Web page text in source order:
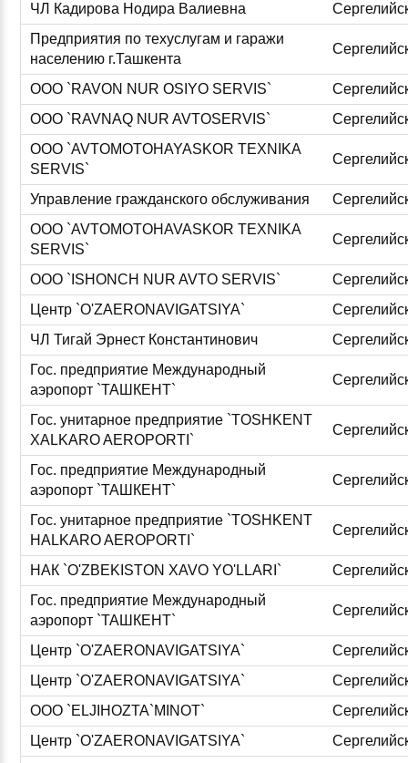
ЧЛ Кадирова Нодира Валиевна
Предприятия по техуслугам и гаражи
населению г.Ташкента
ООО `RAVON NUR OSIYO SERVIS`
ООО `RAVNAQ NUR AVTOSERVIS`
ООО `AVTOMOTOHAYASKOR TEXNIKA
SERVIS`
Управление гражданского обслуживания
ООО `AVTOMOTOHAVASKOR TEXNIKA
SERVIS`
ООО `ISHONCH NUR AVTO SERVIS`
Центр `O'ZAERONAVIGATSIYA`
ЧЛ Тигай Эрнест Константинович
Гос. предприятие Международный
аэропорт `ТАШКЕНТ`
Гос. унитарное предприятие `TOSHKENT
XALKARO AEROPORTI`
Гос. предприятие Международный
аэропорт `ТАШКЕНТ`
Гос. унитарное предприятие `TOSHKENT
HALKARO AEROPORTI`
НАК `O'ZBEKISTON XAVO YO'LLARI`
Гос. предприятие Международный
аэропорт `ТАШКЕНТ`
Центр `O'ZAERONAVIGATSIYA`
Центр `O'ZAERONAVIGATSIYA`
ООО `ELJIHOZTA`MINOT`
Центр `O'ZAERONAVIGATSIYA`